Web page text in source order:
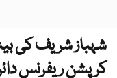
شہباز شریف کی
کرپشن ریفرنس